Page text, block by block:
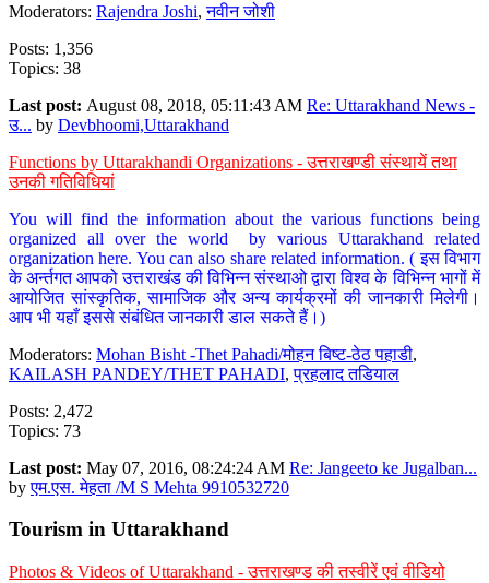
Moderators: Rajendra Joshi,नवीन जोशी
Posts: 1,356
Topics: 38
Last post: August 08, 2018, 05:11:43 AM Re: Uttarakhand News -
उ... by Devbhoomi,Uttarakhand
Functions by Uttarakhandi Organizations - उत्तराखण्डी संस्थायें तथा
उनकी गतिविधियां
You will find the information about the various functions being
organized all over the world by various Uttarakhand related
organization here. You can also share related information. ( इस विभाग
के अर्न्तगत आपको उत्तराखंड की विभिन्न संस्थाओ द्वारा विश्व के विभिन्न भागों में
आयोजित सांस्कृतिक, सामाजिक और अन्य कार्यक्रमों की जानकारी मिलेगी।
आप भी यहाँ इससे संबंधित जानकारी डाल सकते हैं।)
Moderators: Mohan Bisht -Thet Pahadi/मोहन बिष्ट-ठेठ पहाडी,
KAILASH PANDEY/THET PAHADI,प्रहलाद तडियाल
Posts: 2,472
Topics: 73
Last post: May 07, 2016, 08:24:24 AM Re: Jangeeto ke Jugalban...
byएम.एस. मेहता /M S Mehta 9910532720
Tourism in Uttarakhand
Photos & Videos of Uttarakhand - उत्तराखण्ड की तस्वीरें एवं वीडियो